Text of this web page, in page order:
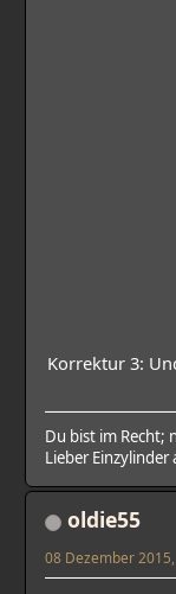
Korrektur 3:
Du bist im Recht;
Lieber Einzylinder
oldie55
08 Dezember